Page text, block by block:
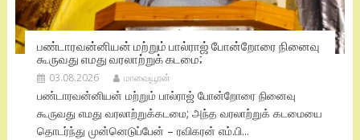
பண்டாரவன்னியன் மற்றும் பால்ராஜ் போன்றோரை நினைவு
கூருவது எமது வரலாற்றுக் கடமை;
03.08.2026 மாவையூரன்
பண்டாரவன்னியன் மற்றும் பால்ராஜ் போன்றோரை நினைவு
கூருவது எமது வரலாற்றுக்கடமை; அந்த வரலாற்றுக் கடமையை
தொடர்ந்து முன்னெடுப்பேன் – ரவிகரன் எம்.பி...